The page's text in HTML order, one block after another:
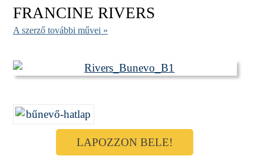
FRANCINE RIVERS
A szerző további művei »
LAPOZZON BELE!